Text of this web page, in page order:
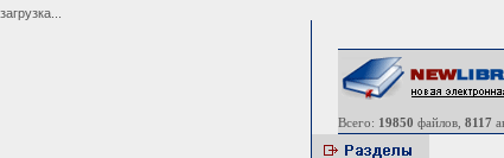
загрузка...
Всего: 19850 файлов, 8117